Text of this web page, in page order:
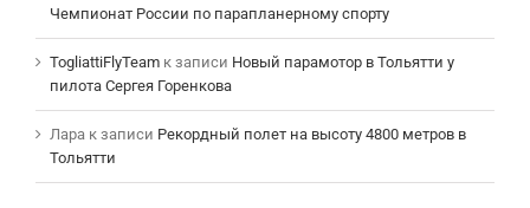
Чемпионат России по парапланерному спорту
TogliattiFlyTeam к записи Новый парамотор в Тольятти у
пилота Сергея Горенкова
Лара к записи Рекордный полет на высоту 4800 метров в
Тольятти